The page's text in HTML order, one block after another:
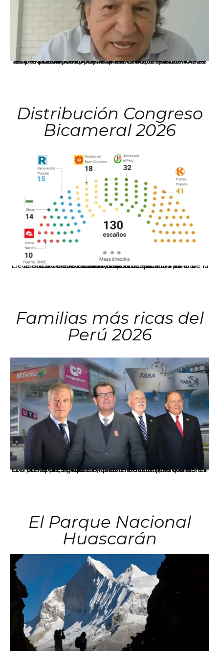
La presidenta Keiko Fujimori informó que la solicitud de indulto presentada por el expresidente Alejandro Toledo será evaluada por la Comisión de Gracias Presidenciales conforme al procedimiento establecido.
Distribución Congreso
Bicameral 2026
El JNE oficializó la distribución de escaños para la elección de 60 senadores y 130 diputados en las Elecciones Generales 2026, tras el restablecimiento de la Bicameralidad.
Familias más ricas del
Perú 2026
Los principales grupos empresariales del país mantienen una fuerte presencia en Áncash mediante inversiones en comercio, educación, salud e industria pesquera.
El Parque Nacional
Huascarán